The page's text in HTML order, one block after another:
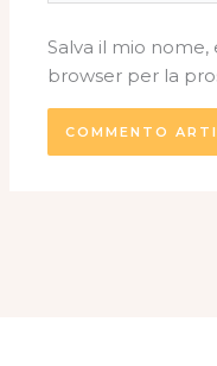
Salva il mio
browser per la